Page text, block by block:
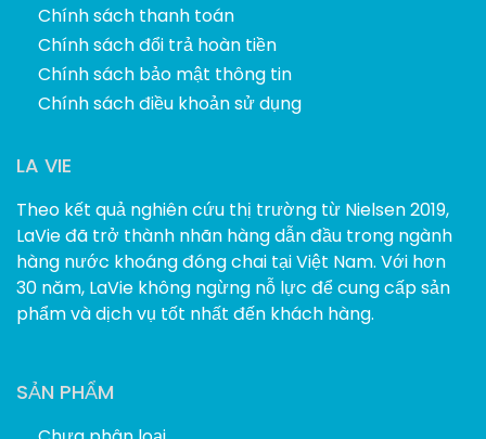
Chính sách thanh toán
Chính sách đổi trả hoàn tiền
Chính sách bảo mật thông tin
Chính sách điều khoản sử dụng
LA VIE
Theo kết quả nghiên cứu thị trường từ Nielsen 2019,
LaVie đã trở thành nhãn hàng dẫn đầu trong ngành
hàng nước khoáng đóng chai tại Việt Nam. Với hơn
30 năm, LaVie không ngừng nỗ lực để cung cấp sản
phẩm và dịch vụ tốt nhất đến khách hàng.
SẢN PHẨM